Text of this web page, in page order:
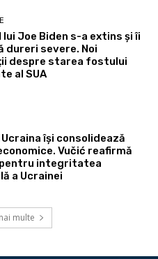
lui Joe Biden s-a extins și îi
dureri severe. Noi
despre starea fostului
al SUA
își consolidează
Vučić reafirmă
integritatea
a Ucrainei
multe